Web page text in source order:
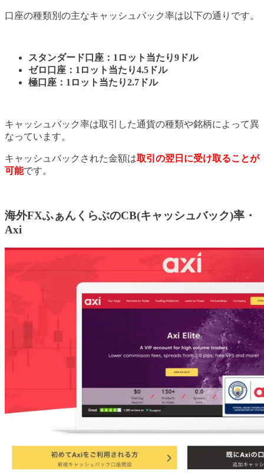
口座の種類別の主なキャッシュバック率は以下の通りです。
スタンダード口座：1ロット当たり9ドル
ゼロ口座：1ロット当たり4.5ドル
極口座：1ロット当たり2.7ドル
キャッシュバック率は取引した通貨の種類や銘柄によって異
なっています。
キャッシュバックされた金額は取引の翌日に受け取ることが
可能です。
海外FXふぁんくらぶのCB(キャッシュバック)率・
Axi